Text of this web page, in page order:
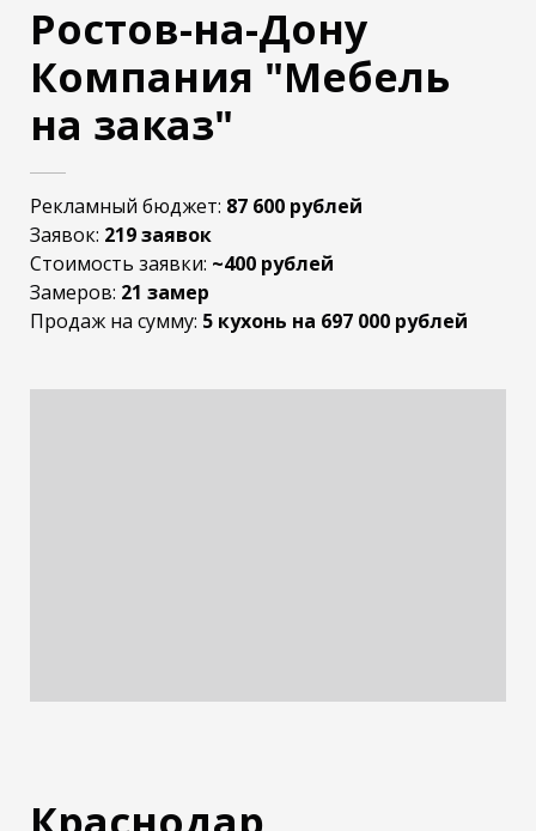
Ростов-на-Дону
Компания "Мебель
на заказ"
Рекламный бюджет: 87 600 рублей
Заявок: 219 заявок
Стоимость заявки: ~400 рублей
Замеров: 21 замер
Продаж на сумму: 5 кухонь на 697 000 рублей